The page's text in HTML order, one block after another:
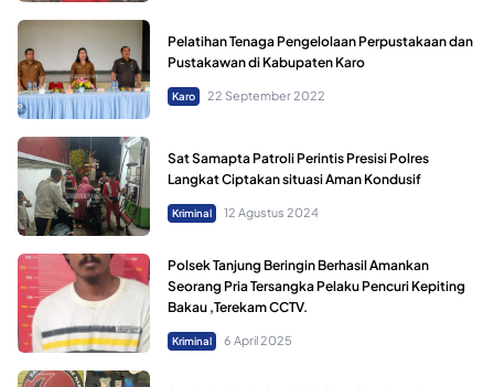
Pelatihan Tenaga Pengelolaan Perpustakaan dan
Pustakawan di Kabupaten Karo
Karo 22 September 2022
Sat Samapta Patroli Perintis Presisi Polres
Langkat Ciptakan situasi Aman Kondusif
Kriminal 12 Agustus 2024
Polsek Tanjung Beringin Berhasil Amankan
Seorang Pria Tersangka Pelaku Pencuri Kepiting
Bakau ,Terekam CCTV.
Kriminal 6 April 2025